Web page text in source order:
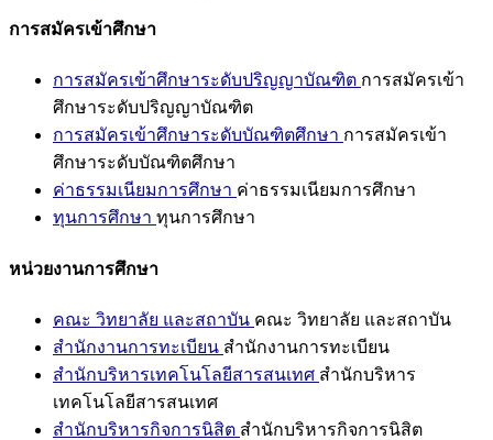
การสมัครเข้าศึกษา
การสมัครเข้าศึกษาระดับปริญญาบัณฑิต การสมัครเข้า
ศึกษาระดับปริญญาบัณฑิต
การสมัครเข้าศึกษาระดับบัณฑิตศึกษา การสมัครเข้า
ศึกษาระดับบัณฑิตศึกษา
ค่าธรรมเนียมการศึกษา ค่าธรรมเนียมการศึกษา
ทุนการศึกษา ทุนการศึกษา
หน่วยงานการศึกษา
คณะ วิทยาลัย และสถาบัน คณะ วิทยาลัย และสถาบัน
สำนักงานการทะเบียน สำนักงานการทะเบียน
สำนักบริหารเทคโนโลยีสารสนเทศ สำนักบริหาร
เทคโนโลยีสารสนเทศ
สำนักบริหารกิจการนิสิต สำนักบริหารกิจการนิสิต